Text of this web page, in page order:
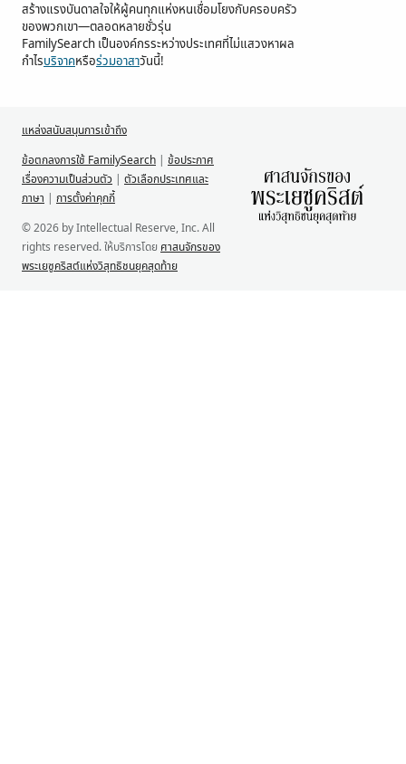
สร้างแรงบันดาลใจให้ผู้คนทุกแห่งหนเชื่อมโยงกับครอบครัว
ของพวกเขา—ตลอดหลายชั่วรุ่น
FamilySearch เป็นองค์กรระหว่างประเทศที่ไม่แสวงหาผล
กำไรบริจาคหรือร่วมอาสาวันนี้!
แหล่งสนับสนุนการเข้าถึง
ข้อตกลงการใช้ FamilySearch | ข้อประกาศ
เรื่องความเป็นส่วนตัว | ตัวเลือกประเทศและ
ภาษา | การตั้งค่าคุกกี้
© 2026 by Intellectual Reserve, Inc. All
rights reserved. ให้บริการโดย ศาสนจักรของ
พระเยซูคริสต์แห่งวิสุทธิชนยุคสุดท้าย